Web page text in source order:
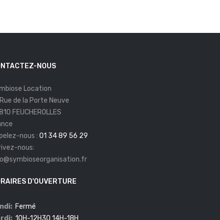
NOUS
Location
de la Porte Neuve
FEUCHEROLLES
nous : 01 34 89 56 29
nous:
D'OUVERTURE
Fermé
10H-12H30 14H-18H